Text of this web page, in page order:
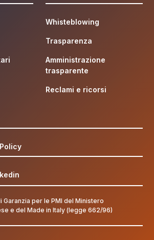
Whisteblowing
Trasparenza
Amministrazione
trasparente
Reclami e ricorsi
Garanzia per le PMI del Ministero
e del Made in Italy (legge 662/96)